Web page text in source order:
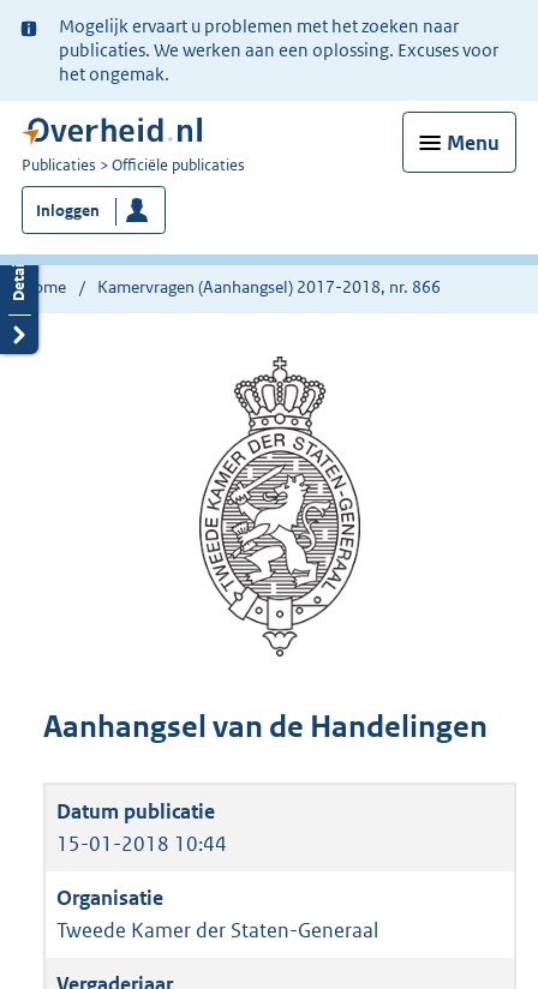
Ter
informatie:
Mogelijk ervaart u problemen met het zoeken naar
publicaties. We werken aan een oplossing. Excuses voor
het ongemak.
Menu
U
bent
nu
hier:
Publicaties Officiële publicaties
Inloggen
Home Kamervragen (Aanhangsel) 2017-2018, nr. 866
Aanhangsel van de Handelingen
15-01-2018 10:44
Tweede Kamer der Staten-Generaal